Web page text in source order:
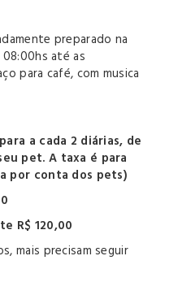
preparado na
até as
para café, com musica
a cada 2 diárias, de
pet. A taxa é para
por conta dos pets)
R$ 120,00
mais precisam seguir